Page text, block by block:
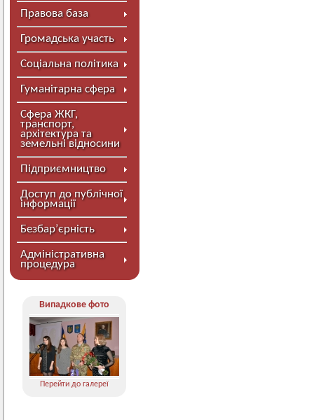
Правова база
Громадська участь
Соціальна політика
Гуманітарна сфера
Сфера ЖКГ,
транспорт,
архітектура та
земельні відносини
Підприємництво
Доступ до публічної
інформації
Безбар’єрність
Адміністративна
процедура
Випадкове фото
Перейти до галереї